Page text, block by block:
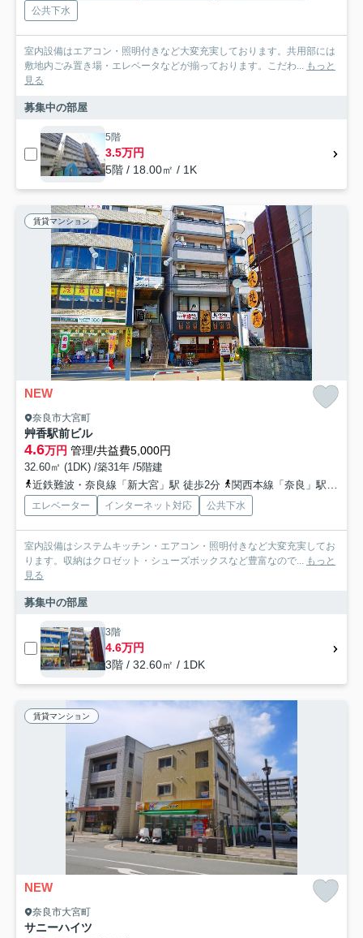
公共下水
室内設備はエアコン・照明付きなど大変充実しております。共用部には
敷地内ごみ置き場・エレベータなどが揃っております。こだわ... もっと
見る
募集中の部屋
5階
3.5万円
5階 / 18.00㎡ / 1K
賃貸マンション
NEW
奈良市大宮町
艸香駅前ビル
4.6万円 管理/共益費5,000円
32.60㎡ (1DK) /築31年 /5階建
近鉄難波・奈良線「新大宮」駅 徒歩2分
関西本線「奈良」駅 徒歩15分
エレベーター インターネット対応 公共下水
室内設備はシステムキッチン・エアコン・照明付きなど大変充実してお
ります。収納はクロゼット・シューズボックスなど豊富なので...
もっと
見る
募集中の部屋
3階
4.6万円
3階 / 32.60㎡ / 1DK
賃貸マンション
NEW
奈良市大宮町
サニーハイツ